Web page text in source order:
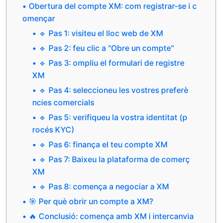
Obertura del compte XM: com registrar-se i c
omençar
🔹 Pas 1: visiteu el lloc web de XM
🔹 Pas 2: feu clic a "Obre un compte"
🔹 Pas 3: ompliu el formulari de registre
XM
🔹 Pas 4: seleccioneu les vostres preferè
ncies comercials
🔹 Pas 5: verifiqueu la vostra identitat (p
rocés KYC)
🔹 Pas 6: finança el teu compte XM
🔹 Pas 7: Baixeu la plataforma de comerç
XM
🔹 Pas 8: comença a negociar a XM
🎯 Per què obrir un compte a XM?
🔥 Conclusió: comença amb XM i intercanvia